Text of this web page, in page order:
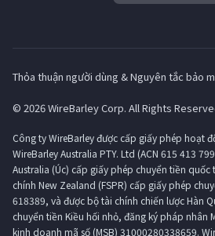
Thỏa thuận người dùng & Nguyên tắc bảo
© 2026 WireBarley Corp. All Rights
Công ty WireBarley được cấp giấy phép hoạt
WireBarley Australia PTY. Ltd (ACN 615 413
Australia (Úc) cấp giấy phép chuyển tiền quốc
chính New Zealand (FSPR) cấp giấy phép
618389, và được bộ tài chính chiến lược Hàn
chuyển tiền Kiều hối nhỏ, đăng ký pháp nhân
kinh doanh mã số (MSB) 31000280338659.